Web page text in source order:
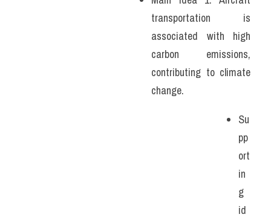
transportation is
associated with high
carbon emissions,
contributing to climate
change.
Su
pp
ort
in
g
id